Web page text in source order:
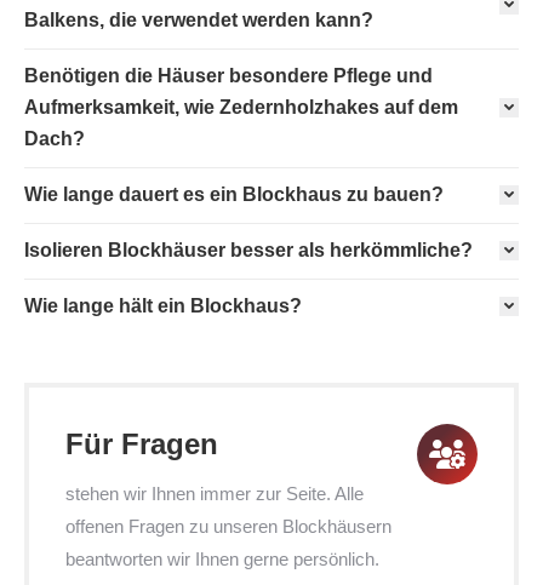
Balkens, die verwendet werden kann?
Benötigen die Häuser besondere Pflege und
Aufmerksamkeit, wie Zedernholzhakes auf dem
Dach?
Wie lange dauert es ein Blockhaus zu bauen?
Isolieren Blockhäuser besser als herkömmliche?
Wie lange hält ein Blockhaus?
Für Fragen
stehen wir Ihnen immer zur Seite. Alle
offenen Fragen zu unseren Blockhäusern
beantworten wir Ihnen gerne persönlich.